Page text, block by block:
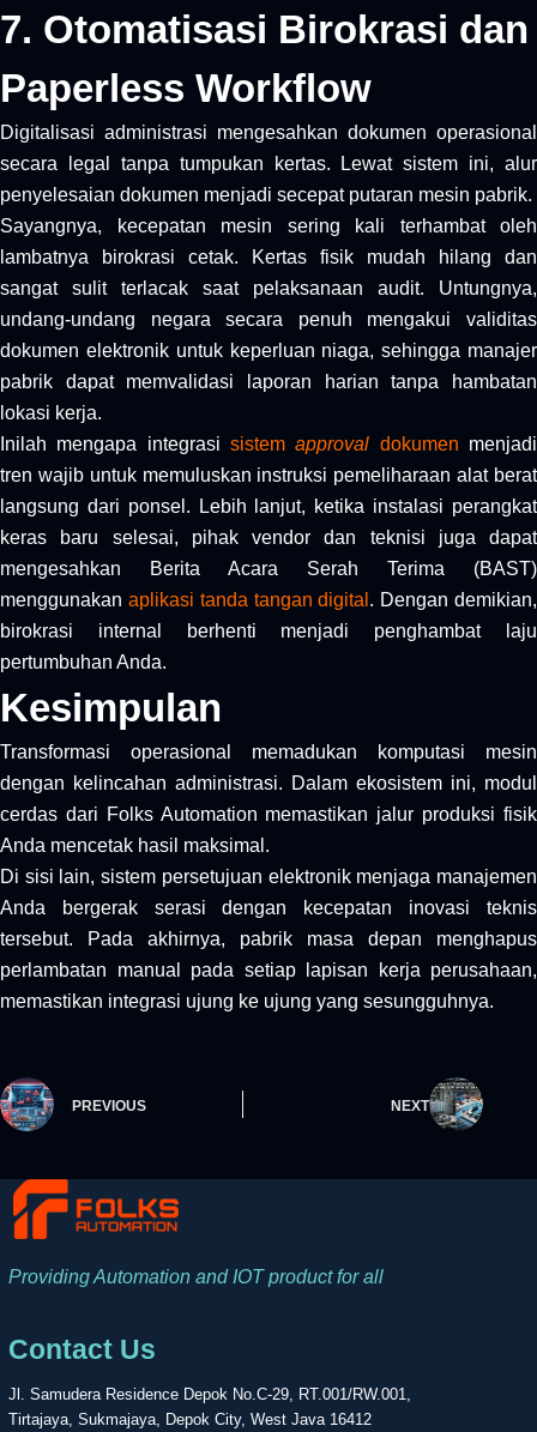
7. Otomatisasi Birokrasi dan
Paperless Workflow
Digitalisasi administrasi mengesahkan dokumen operasional
secara legal tanpa tumpukan kertas. Lewat sistem ini, alur
penyelesaian dokumen menjadi secepat putaran mesin pabrik.
Sayangnya, kecepatan mesin sering kali terhambat oleh
lambatnya birokrasi cetak. Kertas fisik mudah hilang dan
sangat sulit terlacak saat pelaksanaan audit. Untungnya,
undang-undang negara secara penuh mengakui validitas
dokumen elektronik untuk keperluan niaga, sehingga manajer
pabrik dapat memvalidasi laporan harian tanpa hambatan
lokasi kerja.
Inilah mengapa integrasi sistemapproval dokumen menjadi
tren wajib untuk memuluskan instruksi pemeliharaan alat berat
langsung dari ponsel. Lebih lanjut, ketika instalasi perangkat
keras baru selesai, pihak vendor dan teknisi juga dapat
mengesahkan Berita Acara Serah Terima (BAST)
menggunakan aplikasi tanda tangan digital . Dengan demikian,
birokrasi internal berhenti menjadi penghambat laju
pertumbuhan Anda.
Kesimpulan
Transformasi operasional memadukan komputasi mesin
dengan kelincahan administrasi. Dalam ekosistem ini, modul
cerdas dari Folks Automation memastikan jalur produksi fisik
Anda mencetak hasil maksimal.
Di sisi lain, sistem persetujuan elektronik menjaga manajemen
Anda bergerak serasi dengan kecepatan inovasi teknis
tersebut. Pada akhirnya, pabrik masa depan menghapus
perlambatan manual pada setiap lapisan kerja perusahaan,
memastikan integrasi ujung ke ujung yang sesungguhnya.
PREVIOUS NEXT
Providing Automation and IOT product for all
Contact Us
Jl. Samudera Residence Depok No.C-29, RT.001/RW.001,
Tirtajaya, Sukmajaya, Depok City, West Java 16412